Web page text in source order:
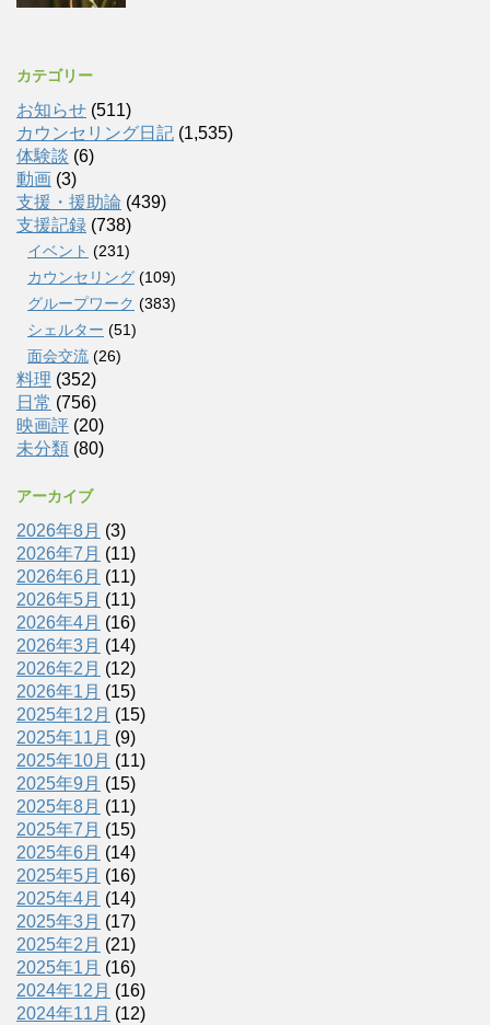
カテゴリー
お知らせ (511)
カウンセリング日記 (1,535)
体験談 (6)
動画 (3)
支援・援助論 (439)
支援記録 (738)
イベント (231)
カウンセリング (109)
グループワーク (383)
シェルター (51)
面会交流 (26)
料理 (352)
日常 (756)
映画評 (20)
未分類 (80)
アーカイブ
2026年8月 (3)
2026年7月 (11)
2026年6月 (11)
2026年5月 (11)
2026年4月 (16)
2026年3月 (14)
2026年2月 (12)
2026年1月 (15)
2025年12月 (15)
2025年11月 (9)
2025年10月 (11)
2025年9月 (15)
2025年8月 (11)
2025年7月 (15)
2025年6月 (14)
2025年5月 (16)
2025年4月 (14)
2025年3月 (17)
2025年2月 (21)
2025年1月 (16)
2024年12月 (16)
2024年11月 (12)